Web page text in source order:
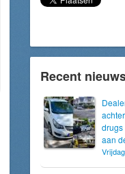
Recent
drugs
aan